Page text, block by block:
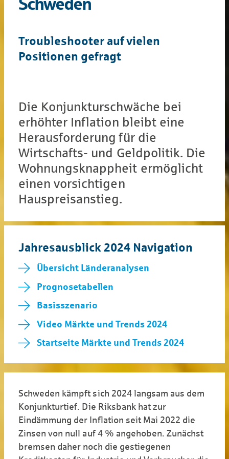
Troubleshooter auf vielen
Positionen gefragt
Die Konjunkturschwäche bei
erhöhter Inflation bleibt eine
Herausforderung für die
Wirtschafts- und Geldpolitik. Die
Wohnungsknappheit ermöglicht
einen vorsichtigen
Hauspreisanstieg.
Jahresausblick 2024 Navigation
Übersicht Länderanalysen
Prognosetabellen
Basisszenario
Video Märkte und Trends 2024
Startseite Märkte und Trends 2024
Schweden kämpft sich 2024 langsam aus dem
Konjunkturtief. Die Riksbank hat zur
Eindämmung der Inflation seit Mai 2022 die
Zinsen von null auf 4 % angehoben. Zunächst
bremsen daher noch die gestiegenen